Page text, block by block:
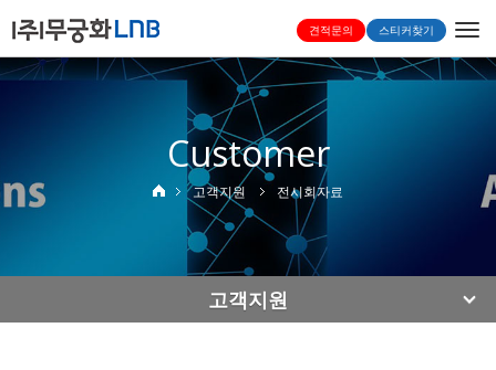
견적문의 스티커찾기
Customer
고객지원 전시회자료
고객지원